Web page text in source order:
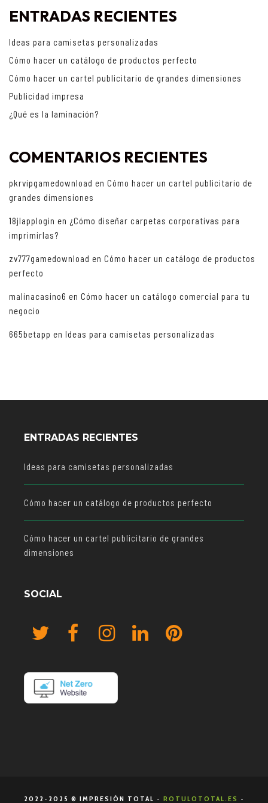
ENTRADAS RECIENTES
Ideas para camisetas personalizadas
Cómo hacer un catálogo de productos perfecto
Cómo hacer un cartel publicitario de grandes dimensiones
Publicidad impresa
¿Qué es la laminación?
COMENTARIOS RECIENTES
pkrvipgamedownload en Cómo hacer un cartel publicitario de
grandes dimensiones
18jlapplogin en ¿Cómo diseñar carpetas corporativas para
imprimirlas?
zv777gamedownload en Cómo hacer un catálogo de productos
perfecto
malinacasino6 en Cómo hacer un catálogo comercial para tu
negocio
665betapp en Ideas para camisetas personalizadas
ENTRADAS RECIENTES
Ideas para camisetas personalizadas
Cómo hacer un catálogo de productos perfecto
Cómo hacer un cartel publicitario de grandes
dimensiones
SOCIAL
2022-2025 ® IMPRESIÓN TOTAL - ROTULOTOTAL.ES -